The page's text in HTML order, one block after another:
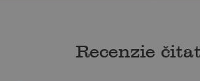
Recenzie